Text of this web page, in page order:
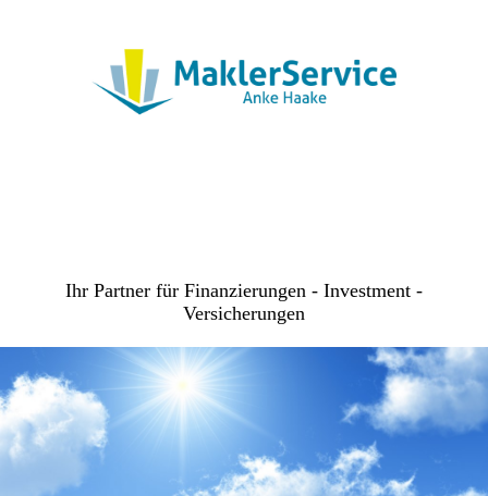
Ihr Partner für Finanzierungen - Investment -
Versicherungen